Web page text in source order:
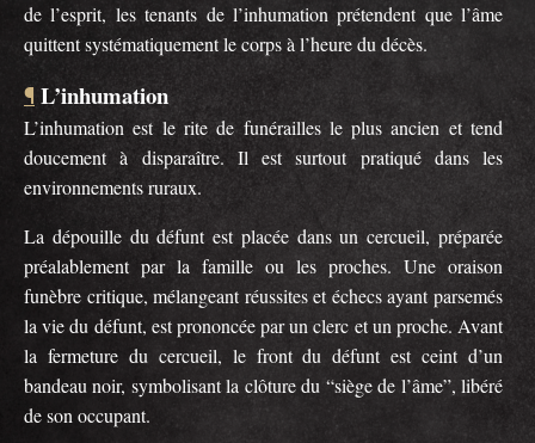
de l’esprit, les tenants de l’inhumation prétendent que l’âme
quittent systématiquement le corps à l’heure du décès.
¶ L’inhumation
L’inhumation est le rite de funérailles le plus ancien et tend
doucement à disparaître. Il est surtout pratiqué dans les
environnements ruraux.
La dépouille du défunt est placée dans un cercueil, préparée
préalablement par la famille ou les proches. Une oraison
funèbre critique, mélangeant réussites et échecs ayant parsemés
la vie du défunt, est prononcée par un clerc et un proche. Avant
la fermeture du cercueil, le front du défunt est ceint d’un
bandeau noir, symbolisant la clôture du “siège de l’âme”, libéré
de son occupant.